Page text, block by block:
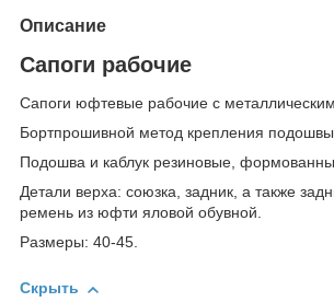
Описание
Сапоги рабочие
Сапоги юфтевые рабочие с
Бортпрошивной метод крепления
Подошва и каблук резиновые,
Детали верха: союзка, задник, а также
ремень из юфти яловой обувной.
Размеры: 40-45.
Скрыть